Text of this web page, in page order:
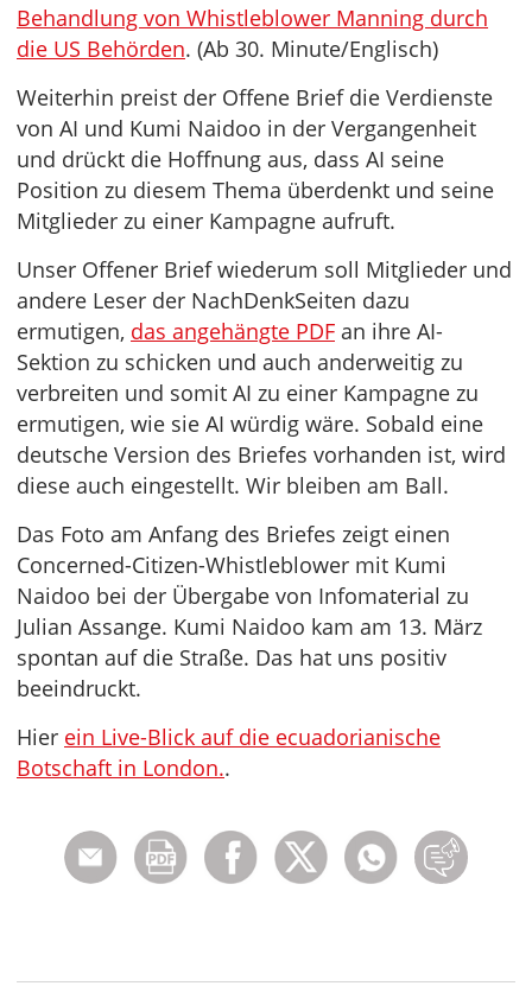
Behandlung von Whistleblower Manning durch
die US Behörden. (Ab 30. Minute/Englisch)
Weiterhin preist der Offene Brief die Verdienste
von AI und Kumi Naidoo in der Vergangenheit
und drückt die Hoffnung aus, dass AI seine
Position zu diesem Thema überdenkt und seine
Mitglieder zu einer Kampagne aufruft.
Unser Offener Brief wiederum soll Mitglieder und
andere Leser der NachDenkSeiten dazu
ermutigen, das angehängte PDF an ihre AI-
Sektion zu schicken und auch anderweitig zu
verbreiten und somit AI zu einer Kampagne zu
ermutigen, wie sie AI würdig wäre. Sobald eine
deutsche Version des Briefes vorhanden ist, wird
diese auch eingestellt. Wir bleiben am Ball.
Das Foto am Anfang des Briefes zeigt einen
Concerned-Citizen-Whistleblower mit Kumi
Naidoo bei der Übergabe von Infomaterial zu
Julian Assange. Kumi Naidoo kam am 13. März
spontan auf die Straße. Das hat uns positiv
beeindruckt.
Hier ein Live-Blick auf die ecuadorianische
Botschaft in London..